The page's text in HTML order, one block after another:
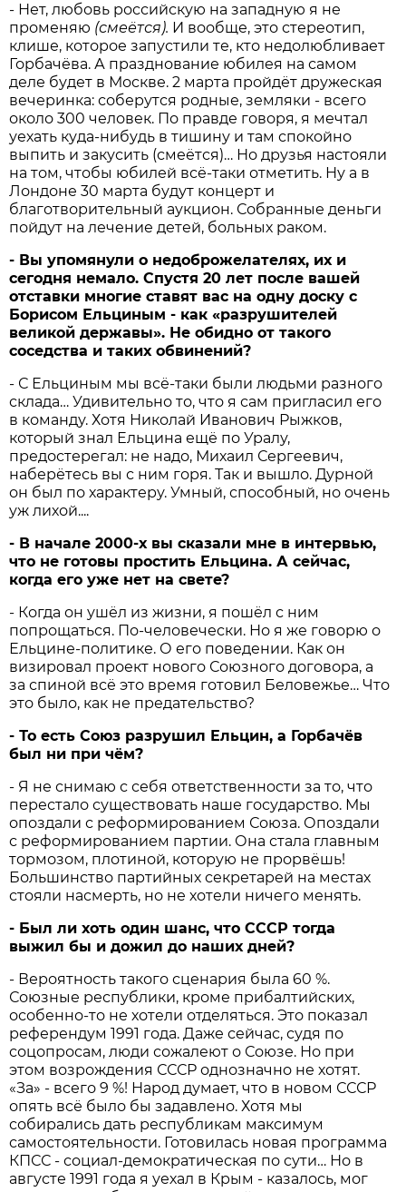
- Нет, любовь российскую на западную я не
променяю (смеётся). И вообще, это стереотип,
клише, которое запустили те, кто недолюбливает
Горбачёва. А празднование юбилея на самом
деле будет в Москве. 2 марта пройдёт дружеская
вечеринка: соберутся родные, земляки - всего
около 300 человек. По правде говоря, я мечтал
уехать куда-нибудь в тишину и там спокойно
выпить и закусить (смеётся)… Но друзья настояли
на том, чтобы юбилей всё-таки отметить. Ну а в
Лондоне 30 марта будут концерт и
благотворительный аукцион. Собранные деньги
пойдут на лечение детей, больных раком.
- Выупомянулио недоброжелателях, их и
сегодня немало.Спустя 20лет после вашей
отставки многиеставят вас наоднудоскус
Борисом Ельциным - как «разрушителей
великойдержавы». Необиднооттакого
соседства итакихобвинений?
- С Ельциным мы всё-таки были людьми разного
склада… Удивительно то, что я сам пригласил его
в команду. Хотя Николай Иванович Рыжков,
который знал Ельцина ещё по Уралу,
предостерегал: не надо, Михаил Сергеевич,
наберётесь вы с ним горя. Так и вышло. Дурной
он был по характеру. Умный, способный, но очень
уж лихой....
- В начале 2000-х высказали мне в интервью,
что не готовы простить Ельцина.Асейчас,
когдаегоуже нет насвете?
- Когда он ушёл из жизни, я пошёл с ним
попрощаться. По-человечески. Но я же говорю о
Ельцине-политике. О его поведении. Как он
визировал проект нового Союзного договора, а
за спиной всё это время готовил Беловежье… Что
это было, как не предательство?
-ТоестьСоюз разрушил Ельцин,а Горбачёв
был ни причём?
- Я не снимаю с себя ответственности за то, что
перестало существовать наше государство. Мы
опоздали с реформированием Союза. Опоздали
с реформированием партии. Она стала главным
тормозом, плотиной, которую не прорвёшь!
Большинство партийных секретарей на местах
стояли насмерть, но не хотели ничего менять.
- Быллихотьодин шанс,чтоСССРтогда
выжилбы идожилдо нашихдней?
- Вероятность такого сценария была 60 %.
Союзные республики, кроме прибалтийских,
особенно-то не хотели отделяться. Это показал
референдум 1991 года. Даже сейчас, судя по
соцопросам, люди сожалеют о Союзе. Но при
этом возрождения СССР однозначно не хотят.
«За» - всего 9 %! Народ думает, что в новом СССР
опять всё было бы задавлено. Хотя мы
собирались дать республикам максимум
самостоятельности. Готовилась новая программа
КПСС - социал-демократическая по сути… Но в
августе 1991 года я уехал в Крым - казалось, мог